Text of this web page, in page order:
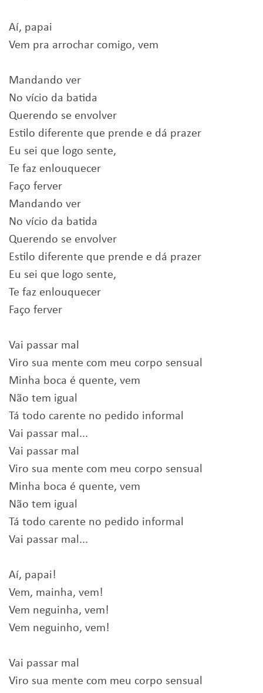
Aí, papai
Vem pra arrochar comigo, vem
Mandando ver
No vício da batida
Querendo se envolver
Estilo diferente que prende e dá prazer
Eu sei que logo sente,
Te faz enlouquecer
Faço ferver
Mandando ver
No vício da batida
Querendo se envolver
Estilo diferente que prende e dá prazer
Eu sei que logo sente,
Te faz enlouquecer
Faço ferver
Vai passar mal
Viro sua mente com meu corpo sensual
Minha boca é quente, vem
Não tem igual
Tá todo carente no pedido informal
Vai passar mal...
Vai passar mal
Viro sua mente com meu corpo sensual
Minha boca é quente, vem
Não tem igual
Tá todo carente no pedido informal
Vai passar mal...
Aí, papai!
Vem, mainha, vem!
Vem neguinha, vem!
Vem neguinho, vem!
Vai passar mal
Viro sua mente com meu corpo sensual